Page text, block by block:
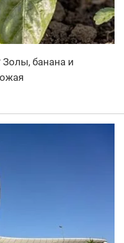
Золы, банана и